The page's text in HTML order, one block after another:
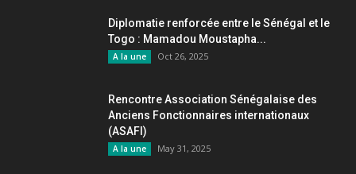
Diplomatie renforcée entre le Sénégal et le
Togo : Mamadou Moustapha...
A la une Oct 26, 2025
Rencontre Association Sénégalaise des
Anciens Fonctionnaires internationaux
(ASAFI)
A la une May 31, 2025